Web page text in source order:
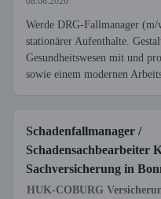
Werde DRG-Fallmanager
stationärer Aufenthalte.
Gesundheitswesen mit und
sowie einem modernen
Schadenfallmanager /
Schadensachbearbeiter
Sachversicherung in
HUK-COBURG